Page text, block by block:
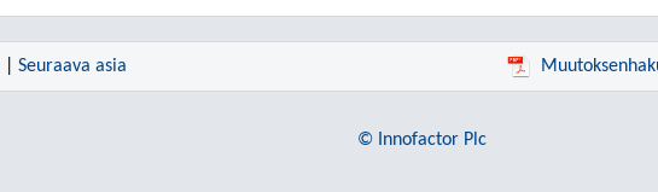
Seuraava asia
© Innofactor Plc